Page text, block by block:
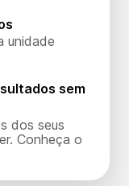
unidade
sem
dos seus
Conheça o